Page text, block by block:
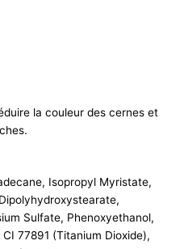
la couleur des cernes et
Isopropyl Myristate,
Sulfate, Phenoxyethanol,
77891 (Titanium Dioxide),